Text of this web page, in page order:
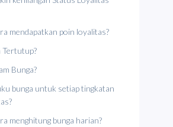
mendapatkan poin loyalitas?
Tertutup?
Bunga?
bunga untuk setiap tingkatan
menghitung bunga harian?